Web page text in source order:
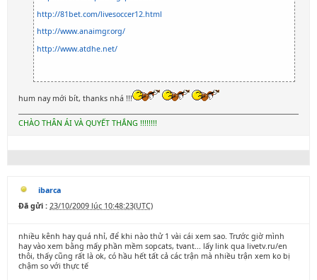
http://81bet.com/livesoccer12.html
http://www.anaimgr.org/
http://www.atdhe.net/
hum nay mới bít, thanks nhá !!!
CHÀO THÂN ÁI VÀ QUYẾT THẮNG !!!!!!!!
ibarca
Đã gửi : 23/10/2009 lúc 10:48:23(UTC)
nhiều kênh hay quá nhỉ, để khi nào thử 1 vài cái xem sao. Trước giờ mình
hay vào xem bằng mấy phần mềm sopcats, tvant... lấy link qua livetv.ru/en
thôi, thấy cũng rất là ok, có hầu hết tất cả các trận mà nhiều trận xem ko bị
chậm so với thực tế